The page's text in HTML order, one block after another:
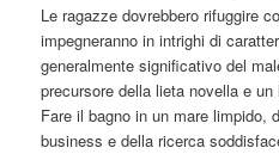
Le ragazze dovrebbero rifuggire
impegneranno in intrighi di
generalmente significativo del
precursore della lieta novella e
Fare il bagno in un mare limpido,
business e della ricerca